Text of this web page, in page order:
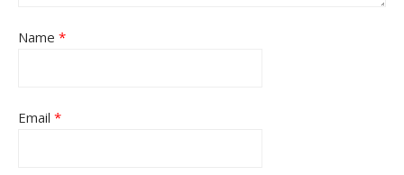
Name *
Email *